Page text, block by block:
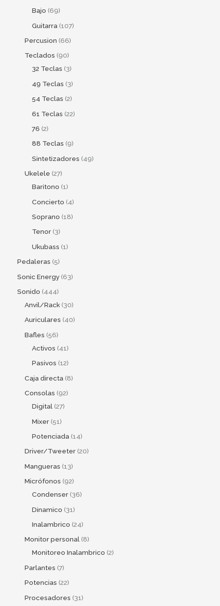
Bajo 69
Guitarra 107
Percusion 66
Teclados 90
32 Teclas 3
49 Teclas 3
54 Teclas 2
61 Teclas 22
76 2
88 Teclas 9
Sintetizadores 49
Ukelele 27
Baritono 1
Concierto 4
Soprano 18
Tenor 3
Ukubass 1
Pedaleras 5
Sonic Energy 63
Sonido 444
Anvil/Rack 30
Auriculares 40
Bafles 56
Activos 41
Pasivos 12
Caja directa 8
Consolas 92
Digital 27
Mixer 51
Potenciada 14
Driver/Tweeter 20
Mangueras 13
Micrófonos 92
Condenser 36
Dinamico 31
Inalambrico 24
Monitor personal 8
Monitoreo Inalambrico 2
Parlantes 7
Potencias 22
Procesadores 31